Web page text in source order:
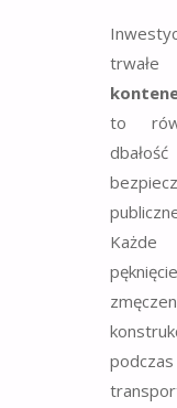
trwałe
to
Każde
pęknięcie
podczas